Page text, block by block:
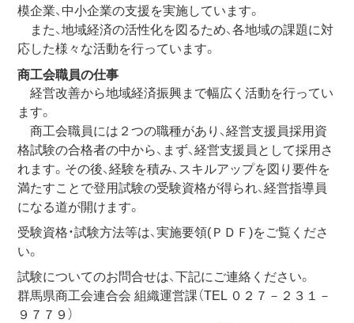
模企業、中小企業の支援を実施しています。
また、地域経済の活性化を図るため、各地域の課題に対
応した様々な活動を行っています。
商工会職員の仕事
経営改善から地域経済振興まで幅広く活動を行ってい
ます。
商工会職員には２つの職種があり、経営支援員採用資
格試験の合格者の中から、まず、経営支援員として採用さ
れます。その後、経験を積み、スキルアップを図り要件を
満たすことで登用試験の受験資格が得られ、経営指導員
になる道が開けます。
受験資格・試験方法等は、実施要領(ＰＤＦ)をご覧くださ
い。
試験についてのお問合せは、下記にご連絡ください。
群馬県商工会連合会 組織運営課（TEL ０２７－２３１－
９７７９）